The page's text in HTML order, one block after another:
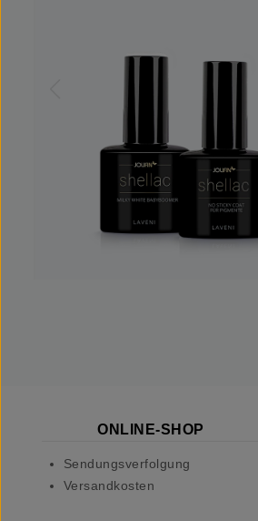
ONLINE-SHOP
Sendungsverfolgung
Versandkosten